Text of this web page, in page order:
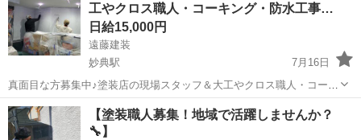
工やクロス職人・コーキング・防水工事…
日給15,000円
遠藤建装
妙典駅
7月16日
真面目な方募集中♪塗装店の現場スタッフ＆大工やクロス職人・コーキ
ング・防水工事屋さん 市川の外壁塗装専門店、遠藤建装です🙇‍ 当店は
現在現場の助っ人作業を行ってくれる スタッフを大・大・大・大募集
✨ 「とりあえずお...
千葉 市川市 妙典駅 その他 スタッフ
【塗装職人募集！地域で活躍しませんか？
🔧】